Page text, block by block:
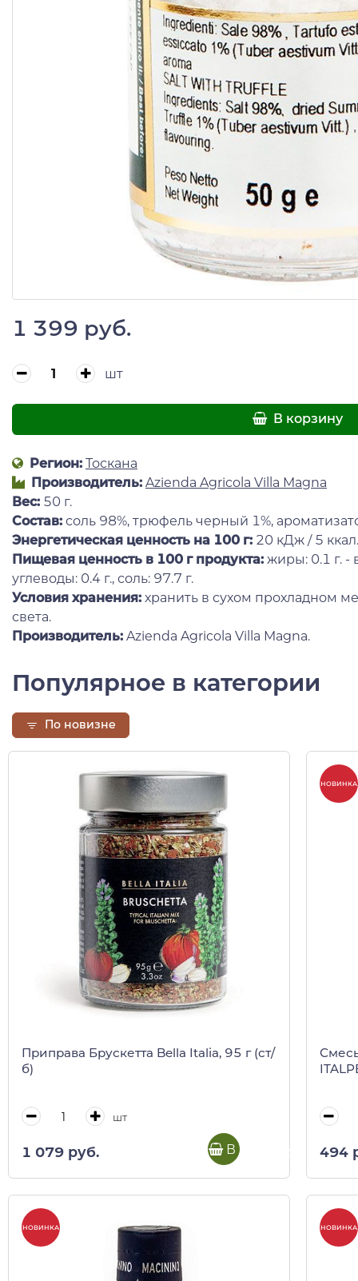
1 399 руб.
шт
В корзину
Регион: Тоскана
Производитель: Azienda Agricola Villa Magna
Вес: 50 г.
Состав: соль 98%, трюфель черный 1%,
Энергетическая ценность на 100 г: 20 кДж / 5 ккал.
Пищевая ценность в 100 г продукта: жиры: 0.1 г. -
углеводы: 0.4 г., соль: 97.7 г.
Условия хранения: хранить в сухом прохладном
света.
Производитель: Azienda Agricola Villa Magna.
Популярное в категории
По новизне
Приправа Брускетта Bella Italia, 95 г (ст/
б)
шт
1 079 руб. В корзину
НОВИНКА
494
НОВИНКА НОВИНКА